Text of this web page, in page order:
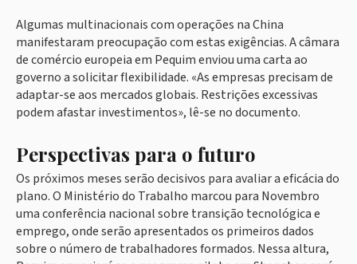
Algumas multinacionais com operações na China
manifestaram preocupação com estas exigências. A câmara
de comércio europeia em Pequim enviou uma carta ao
governo a solicitar flexibilidade. «As empresas precisam de
adaptar-se aos mercados globais. Restrições excessivas
podem afastar investimentos», lê-se no documento.
Perspectivas para o futuro
Os próximos meses serão decisivos para avaliar a eficácia do
plano. O Ministério do Trabalho marcou para Novembro
uma conferência nacional sobre transição tecnológica e
emprego, onde serão apresentados os primeiros dados
sobre o número de trabalhadores formados. Nessa altura,